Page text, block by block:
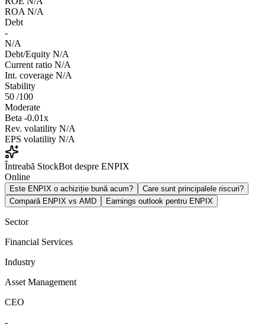
ROA N/A
Debt
-
N/A
Debt/Equity N/A
Current ratio N/A
Int. coverage N/A
Stability
50 /100
Moderate
Beta -0.01x
Rev. volatility N/A
EPS volatility N/A
Întreabă StockBot despre ENPIX
Online
Este ENPIX o achiziție bună acum?
Care sunt principalele riscuri?
Compară ENPIX vs AMD
Earnings outlook pentru ENPIX
Sector
Financial Services
Industry
Asset Management
CEO
-